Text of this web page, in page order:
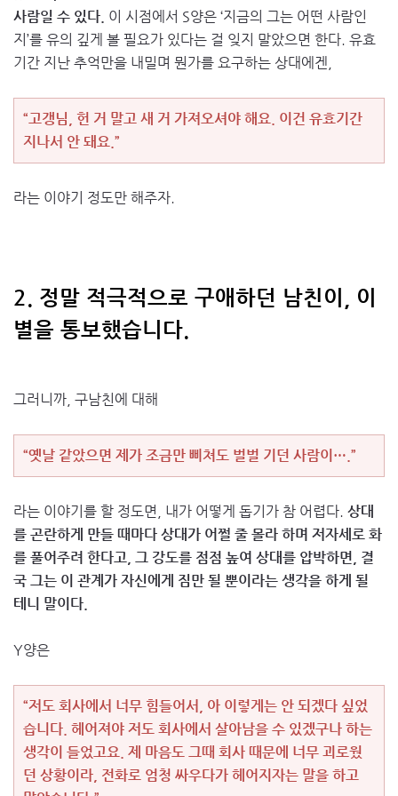
사람일 수 있다. 이 시점에서 S양은 ‘지금의 그는 어떤 사람인
지’를 유의 깊게 볼 필요가 있다는 걸 잊지 말았으면 한다. 유효
기간 지난 추억만을 내밀며 뭔가를 요구하는 상대에겐,
“고갱님, 헌 거 말고 새 거 가져오셔야 해요. 이건 유효기간
지나서 안 돼요.”
라는 이야기 정도만 해주자.
2. 정말 적극적으로 구애하던 남친이, 이
별을 통보했습니다.
그러니까, 구남친에 대해
“옛날 같았으면 제가 조금만 삐쳐도 벌벌 기던 사람이….”
라는 이야기를 할 정도면, 내가 어떻게 돕기가 참 어렵다. 상대
를 곤란하게 만들 때마다 상대가 어쩔 줄 몰라 하며 저자세로 화
를 풀어주려 한다고, 그 강도를 점점 높여 상대를 압박하면, 결
국 그는 이 관계가 자신에게 짐만 될 뿐이라는 생각을 하게 될
테니 말이다.
Y양은
“저도 회사에서 너무 힘들어서, 아 이렇게는 안 되겠다 싶었
습니다. 헤어져야 저도 회사에서 살아남을 수 있겠구나 하는
생각이 들었고요. 제 마음도 그때 회사 때문에 너무 괴로웠
던 상황이라, 전화로 엄청 싸우다가 헤어지자는 말을 하고